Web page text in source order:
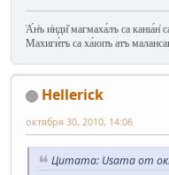
А́н̔ъ и̔нди͂ магмаха́лъ са канıа́н̔
Махиги́тъ са ха́ıопъ атъ
Hellerick
октября 30, 2010, 14:06
Цитата: Usama от